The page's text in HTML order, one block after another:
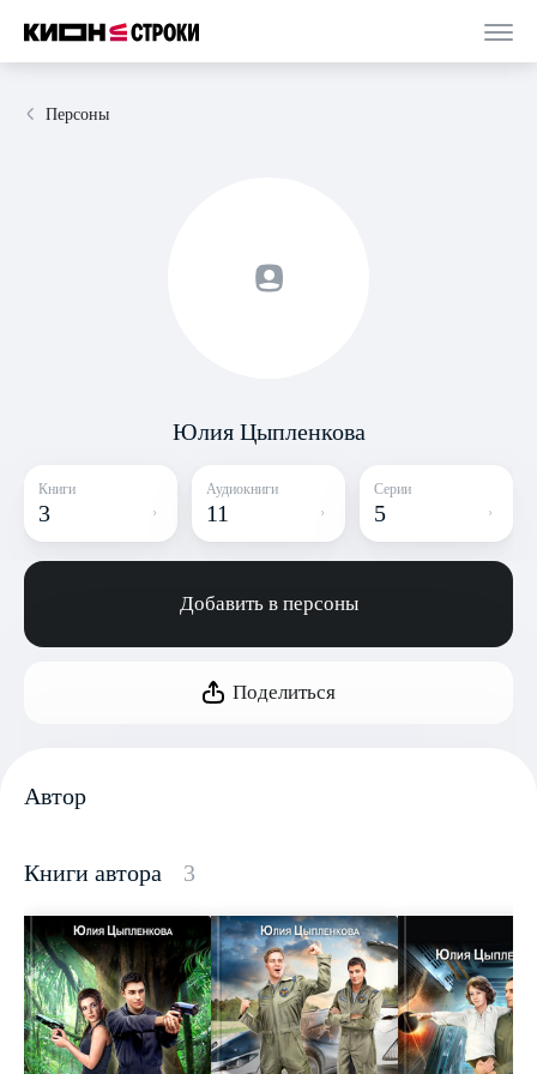
Персоны
Юлия Цыпленкова
Книги
3
Аудиокниги
11
Серии
5
Добавить в персоны
Поделиться
Автор
Книги автора 3